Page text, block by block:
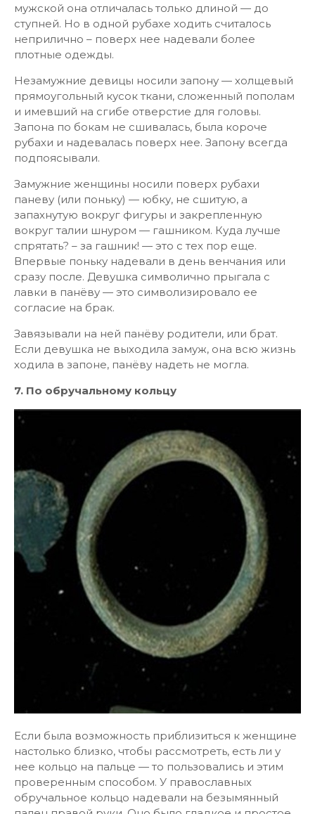
мужской она отличалась только длиной — до
ступней. Но в одной рубахе ходить считалось
неприлично – поверх нее надевали более
плотные одежды.
Незамужние девицы носили запону — холщевый
прямоугольный кусок ткани, сложенный пополам
и имевший на сгибе отверстие для головы.
Запона по бокам не сшивалась, была короче
рубахи и надевалась поверх нее. Запону всегда
подпоясывали.
Замужние женщины носили поверх рубахи
паневу (или поньку) — юбку, не сшитую, а
запахнутую вокруг фигуры и закрепленную
вокруг талии шнуром — гашником. Куда лучше
спрятать? – за гашник! — это с тех пор еще.
Впервые поньку надевали в день венчания или
сразу после. Девушка символично прыгала с
лавки в панёву — это символизировало ее
согласие на брак.
Завязывали на ней панёву родители, или брат.
Если девушка не выходила замуж, она всю жизнь
ходила в запоне, панёву надеть не могла.
7. По обручальному кольцу
Если была возможность приблизиться к женщине
настолько близко, чтобы рассмотреть, есть ли у
нее кольцо на пальце — то пользовались и этим
проверенным способом. У православных
обручальное кольцо надевали на безымянный